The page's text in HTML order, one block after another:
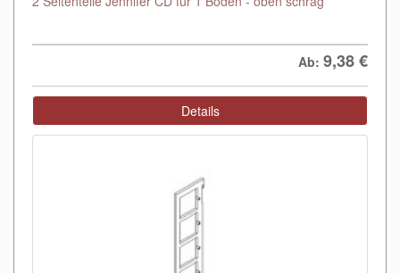
Ab: 9,38€
Details